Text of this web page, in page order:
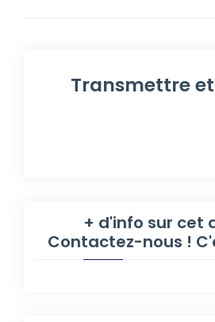
Transmettre et
+ d'info sur cet
Contactez-nous !